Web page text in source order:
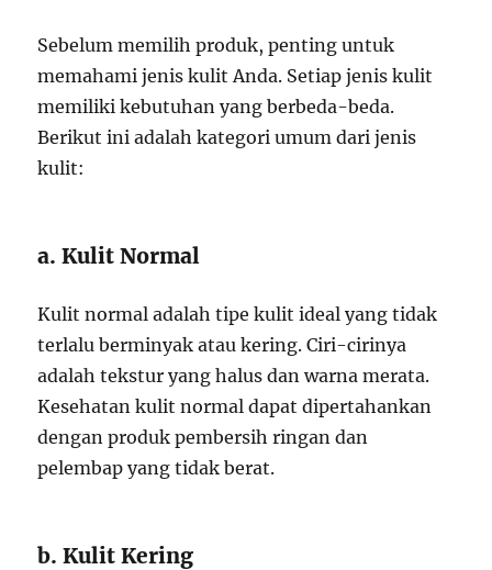
Sebelum memilih produk, penting untuk
memahami jenis kulit Anda. Setiap jenis kulit
memiliki kebutuhan yang berbeda-beda.
Berikut ini adalah kategori umum dari jenis
kulit:
a. Kulit Normal
Kulit normal adalah tipe kulit ideal yang tidak
terlalu berminyak atau kering. Ciri-cirinya
adalah tekstur yang halus dan warna merata.
Kesehatan kulit normal dapat dipertahankan
dengan produk pembersih ringan dan
pelembap yang tidak berat.
b. Kulit Kering